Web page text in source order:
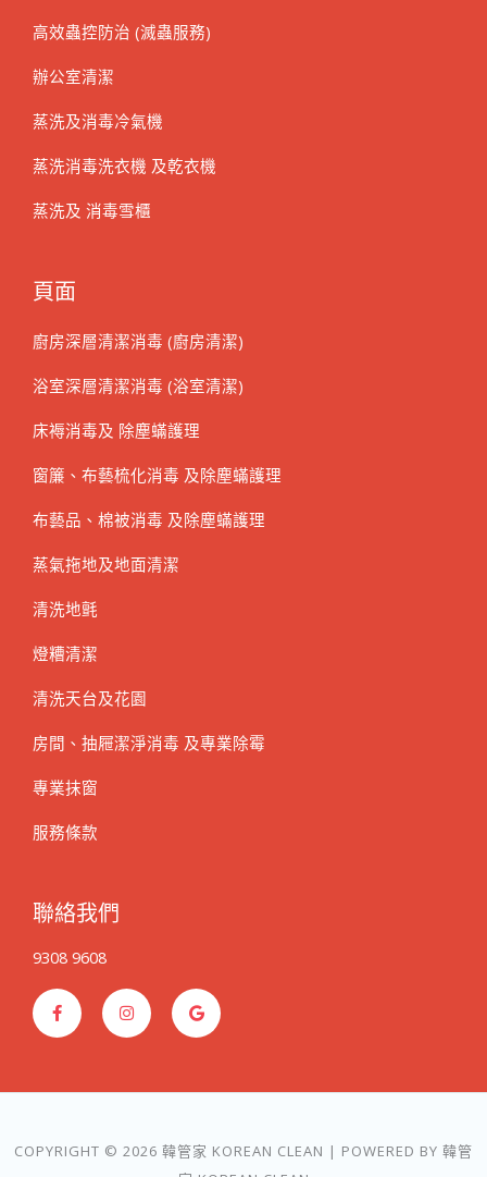
高效蟲控防治 (滅蟲服務)
辦公室清潔
蒸洗及消毒冷氣機
蒸洗消毒洗衣機 及乾衣機
蒸洗及 消毒雪櫃
頁面
廚房深層清潔消毒 (廚房清潔)
浴室深層清潔消毒 (浴室清潔)
床褥消毒及 除塵蟎護理
窗簾、布藝梳化消毒 及除塵蟎護理
布藝品、棉被消毒 及除塵蟎護理
蒸氣拖地及地面清潔
清洗地氈
燈糟清潔
清洗天台及花園
房間、抽屜潔淨消毒 及專業除霉
專業抹窗
服務條款
聯絡我們
9308 9608
F
a
c
e
o
f
I
n
t
r
G
o
o
g
COPYRIGHT © 2026 韓管家 KOREAN CLEAN | POWERED BY 韓管